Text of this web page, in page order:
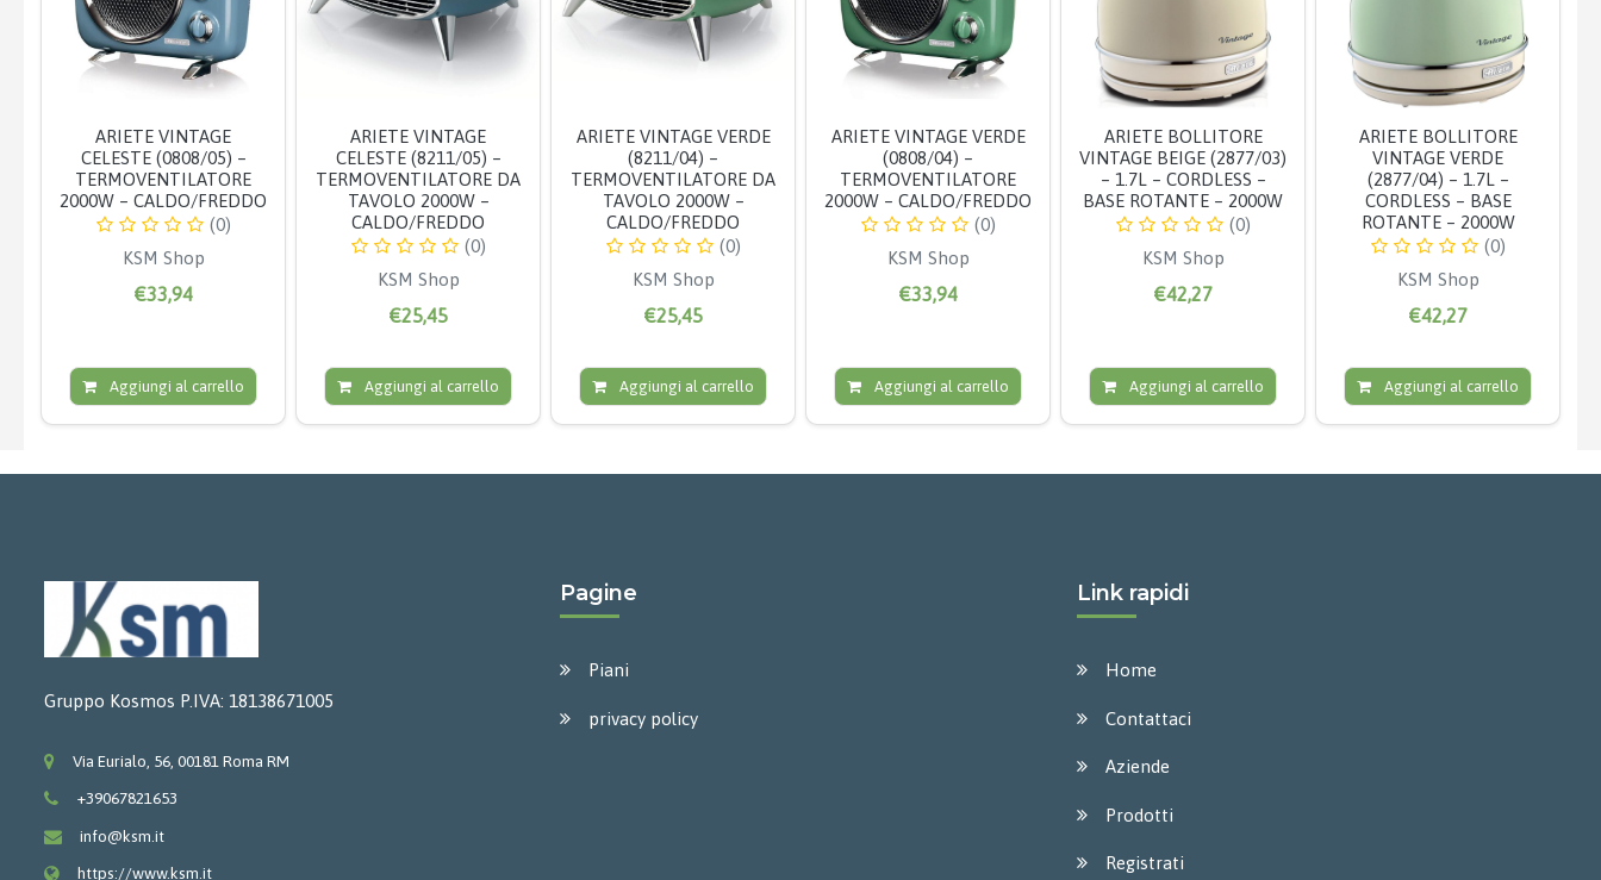
ARIETE VINTAGE
CELESTE (0808/05) –
TERMOVENTILATORE
2000W – CALDO/FREDDO
(0)
KSM Shop
€33,94
Aggiungi al carrello
ARIETE VINTAGE
CELESTE (8211/05) –
TERMOVENTILATORE DA
TAVOLO 2000W –
CALDO/FREDDO
(0)
KSM Shop
€25,45
Aggiungi al carrello
ARIETE VINTAGE VERDE
(8211/04) –
TERMOVENTILATORE DA
TAVOLO 2000W –
CALDO/FREDDO
(0)
KSM Shop
€25,45
Aggiungi al carrello
ARIETE VINTAGE VERDE
(0808/04) –
TERMOVENTILATORE
2000W – CALDO/FREDDO
(0)
KSM Shop
€33,94
Aggiungi al carrello
ARIETE BOLLITORE
VINTAGE BEIGE (2877/03)
– 1.7L – CORDLESS –
BASE ROTANTE – 2000W
(0)
KSM Shop
€42,27
Aggiungi al carrello
ARIETE BOLLITORE
VINTAGE VERDE
(2877/04) – 1.7L –
CORDLESS – BASE
ROTANTE – 2000W
(0)
KSM Shop
€42,27
Aggiungi al carrello
Gruppo Kosmos P.IVA: 18138671005
Via Eurialo, 56, 00181 Roma RM
+39067821653
info@ksm.it
https://www.ksm.it
Pagine
Piani
privacy policy
Link rapidi
Home
Contattaci
Aziende
Prodotti
Registrati